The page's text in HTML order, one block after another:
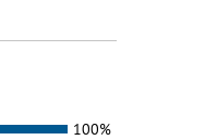
100%